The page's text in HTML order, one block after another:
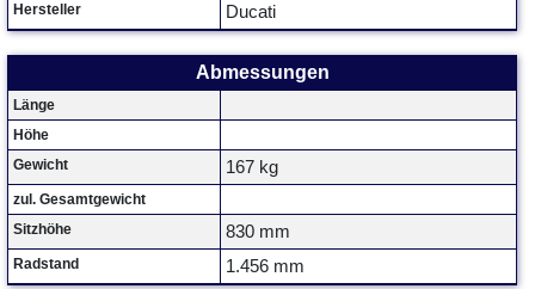
Hersteller Ducati
Abmessungen
Länge
Höhe
Gewicht
167 kg
zul. Gesamtgewicht
Sitzhöhe
830 mm
Radstand 1.456 mm